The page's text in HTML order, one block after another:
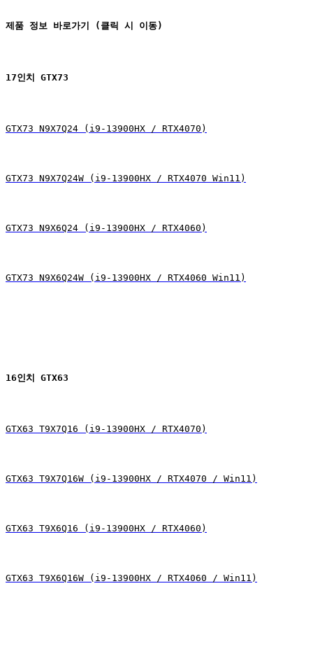
제품 정보 바로가기 (클릭 시 이동)
17인치 GTX73
GTX73 N9X7Q24 (i9-13900HX / RTX4070)
GTX73 N9X7Q24W (i9-13900HX / RTX4070 Win11)
GTX73 N9X6Q24 (i9-13900HX / RTX4060)
GTX73 N9X6Q24W (i9-13900HX / RTX4060 Win11)
16인치 GTX63
GTX63 T9X7Q16 (i9-13900HX / RTX4070)
GTX63 T9X7Q16W (i9-13900HX / RTX4070 / Win11)
GTX63 T9X6Q16 (i9-13900HX / RTX4060)
GTX63 T9X6Q16W (i9-13900HX / RTX4060 / Win11)